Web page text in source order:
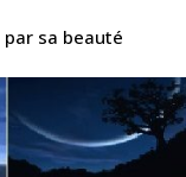
sa beauté